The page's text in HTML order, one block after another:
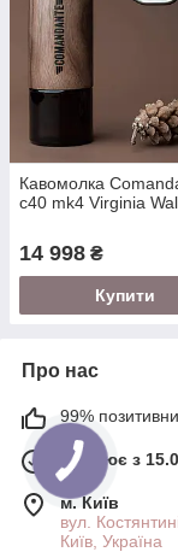
Кавомолка
c40 mk4 Virginia
14 998 ₴
Купити
Про нас
99%
Працює з
м. Київ
вул.
Київ, Україна